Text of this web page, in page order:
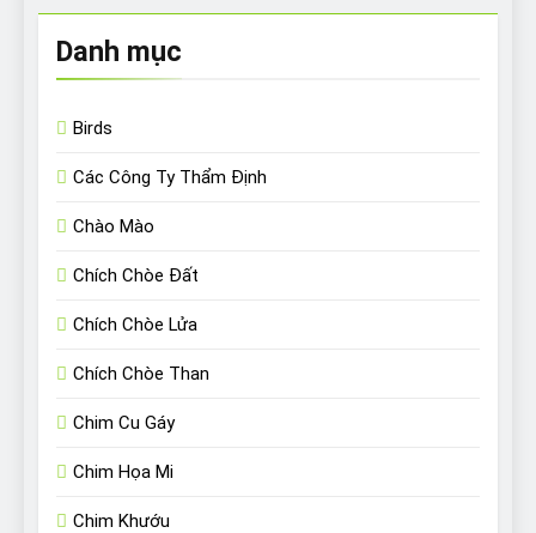
Danh mục
Birds
Các Công Ty Thẩm Định
Chào Mào
Chích Chòe Đất
Chích Chòe Lửa
Chích Chòe Than
Chim Cu Gáy
Chim Họa Mi
Chim Khướu